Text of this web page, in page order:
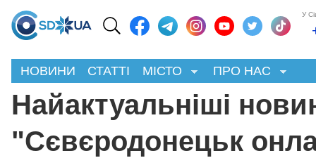
У
НОВИНИ СТАТТІ МІСТО ПРО НАС
Найактуальніші
"Сєвєродонецьк